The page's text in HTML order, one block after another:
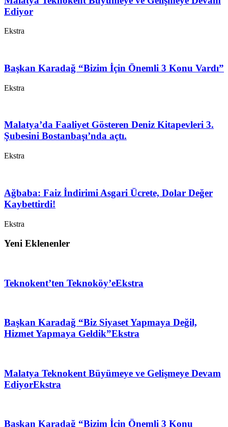
Ediyor
Ekstra
Başkan Karadağ “Bizim İçin Önemli 3 Konu Vardı”
Ekstra
Malatya’da Faaliyet Gösteren Deniz Kitapevleri 3.
Şubesini Bostanbaşı’nda açtı.
Ekstra
Ağbaba: Faiz İndirimi Asgari Ücrete, Dolar Değer
Kaybettirdi!
Ekstra
Yeni Eklenenler
Teknokent’ten Teknoköy’eEkstra
Başkan Karadağ “Biz Siyaset Yapmaya Değil,
Hizmet Yapmaya Geldik”Ekstra
Malatya Teknokent Büyümeye ve Gelişmeye Devam
EdiyorEkstra
Başkan Karadağ “Bizim İçin Önemli 3 Konu